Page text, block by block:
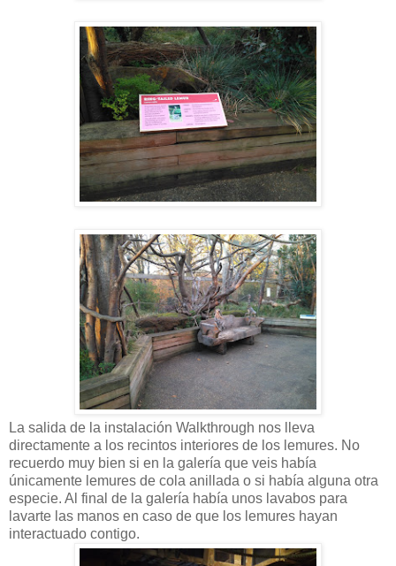
La salida de la instalación Walkthrough nos lleva
directamente a los recintos interiores de los lemures. No
recuerdo muy bien si en la galería que veis había
únicamente lemures de cola anillada o si había alguna otra
especie. Al final de la galería había unos lavabos para
lavarte las manos en caso de que los lemures hayan
interactuado contigo.